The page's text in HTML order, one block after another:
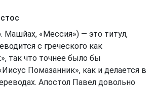
Машйах, «Мессия») — это титул,
с греческого как
так что точнее было бы
Помазанник», как и делается в
Апостол Павел довольно